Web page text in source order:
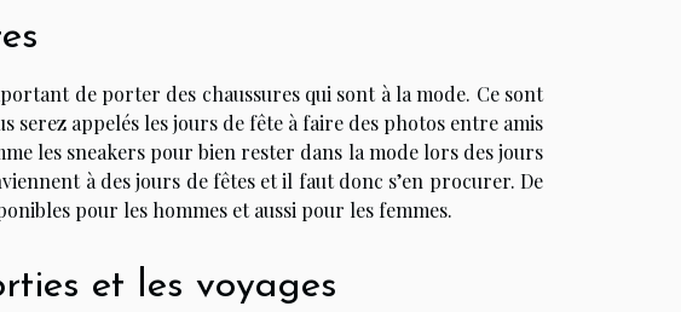
de porter des chaussures qui sont à la mode. Ce sont
serez appelés les jours de fête à faire des photos entre amis
les sneakers pour bien rester dans la mode lors des jours
à des jours de fêtes et il faut donc s’en procurer. De
pour les hommes et aussi pour les femmes.
et les voyages